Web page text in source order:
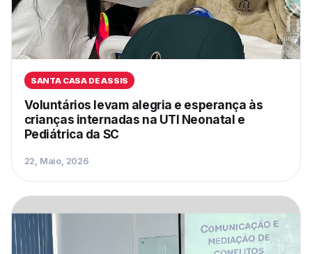
SANTA CASA DE ASSIS
Voluntários levam alegria e esperança às
crianças internadas na UTI Neonatal e
Pediátrica da SC
22, Maio, 2026